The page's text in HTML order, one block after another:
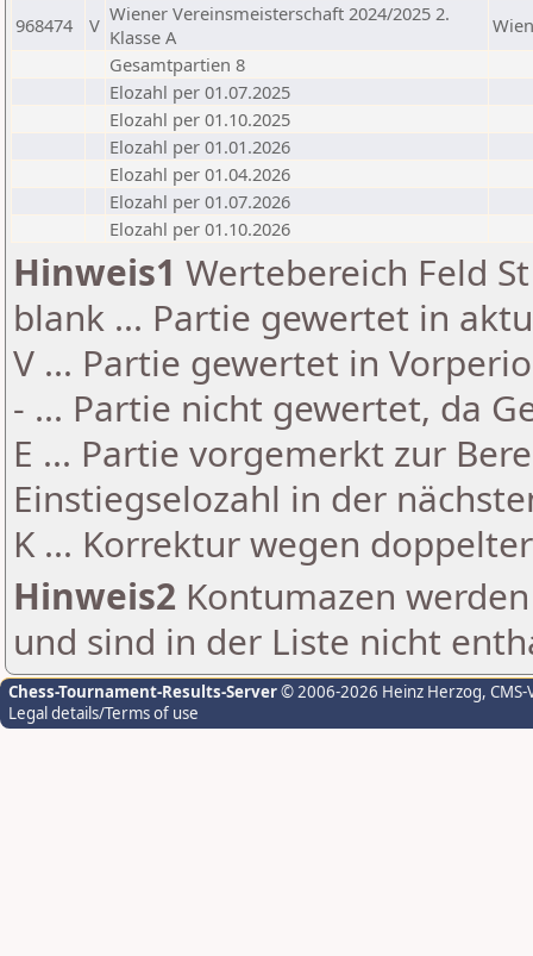
968474 V Wiener Vereinsmeisterschaft 2024/2025 2.
Klasse A
Wien
Gesamtpartien 8
Elozahl per 01.07.2025
Elozahl per 01.10.2025
Elozahl per 01.01.2026
Elozahl per 01.04.2026
Elozahl per 01.07.2026
Elozahl per 01.10.2026
Hinweis1 Wertebereich Feld
blank ... Partie gewertet in
V ... Partie gewertet in
- ... Partie nicht gewertet, da
E ... Partie vorgemerkt zur
Einstiegselozahl in der
K ... Korrektur wegen
Hinweis2 Kontumazen
und sind in der Liste nicht
Chess-Tournament-Results-Server© 2006-2026 Heinz Herzog,
Legal details/Terms of use